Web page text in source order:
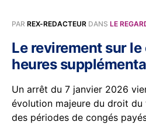
PAR REX-REDACTEUR DANS LE
Le revirement sur
heures
Un arrêt du 7 janvier 2026
évolution majeure du droit du
des périodes de congés